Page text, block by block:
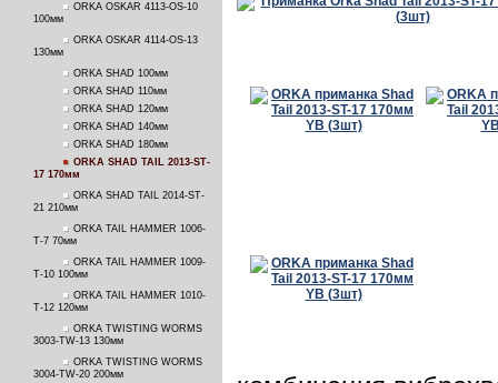
ORKA OSKAR 4113-OS-10
100мм
ORKA OSKAR 4114-OS-13
130мм
ORKA SHAD 100мм
ORKA SHAD 110мм
ORKA SHAD 120мм
ORKA SHAD 140мм
ORKA SHAD 180мм
ORKA SHAD TAIL 2013-ST-
17 170мм
ORKA SHAD TAIL 2014-ST-
21 210мм
ORKA TAIL HAMMER 1006-
T-7 70мм
ORKA TAIL HAMMER 1009-
T-10 100мм
ORKA TAIL HAMMER 1010-
T-12 120мм
ORKA TWISTING WORMS
3003-TW-13 130мм
ORKA TWISTING WORMS
3004-TW-20 200мм